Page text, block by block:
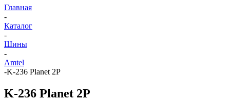
Главная
-
Каталог
-
Шины
-
Amtel
-K-236 Planet 2P
K-236 Planet 2P